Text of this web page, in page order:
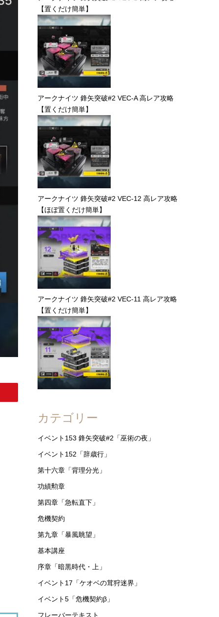
【置くだけ簡単】
アークナイツ 鋒矢突破#2 VEC-A 高レア攻略
【置くだけ簡単】
アークナイツ 鋒矢突破#2 VEC-12 高レア攻略
【ほぼ置くだけ簡単】
アークナイツ 鋒矢突破#2 VEC-11 高レア攻略
【置くだけ簡単】
カテゴリー
イベント153 鋒矢突破#2「巫術の夜」
イベント152「辞歳行」
第十六章「背理分光」
功績勲章
第四章「急転直下」
危機契約
第九章「暴風眺望」
基本講座
序章「暗黒時代・上」
イベント17「ケオベの茸狩迷界」
イベント5「危機契約β」
フレーバーテキスト